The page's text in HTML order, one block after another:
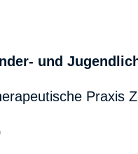
und
Praxis